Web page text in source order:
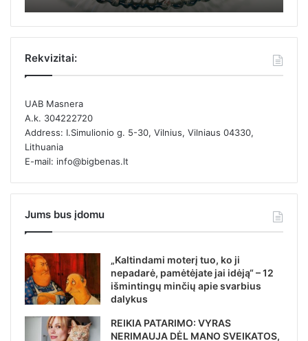
Rekvizitai:
UAB Masnera
A.k. 304222720
Address: I.Simulionio g. 5-30, Vilnius, Vilniaus 04330,
Lithuania
E-mail: info@bigbenas.lt
Jums bus įdomu
„Kaltindami moterį tuo, ko ji
nepadarė, pamėtėjate jai idėją“ – 12
išmintingų minčių apie svarbius
dalykus
REIKIA PATARIMO: VYRAS
NERIMAUJA DĖL MANO SVEIKATOS,